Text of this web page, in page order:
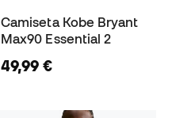
Camiseta Kobe Bryant
Max90 Essential 2
49,99 €